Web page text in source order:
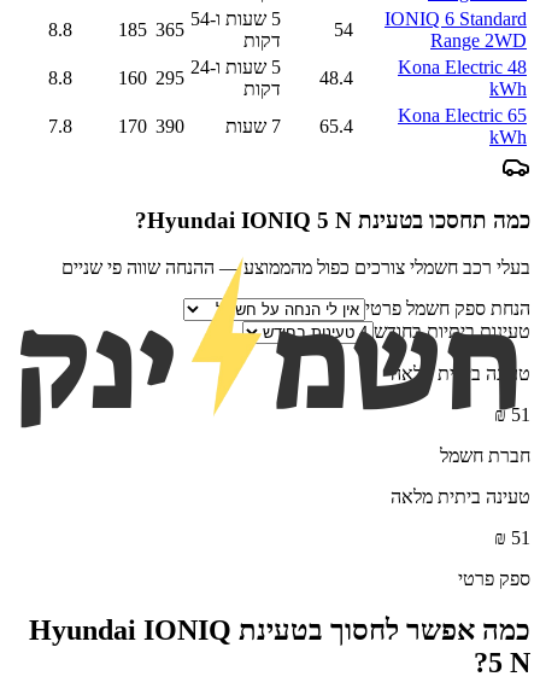
IONIQ 6 Standard
Range 2WD
54
5 שעות ו-54
דקות
365
185
8.8
Kona Electric 48
kWh
48.4
5 שעות ו-24
דקות
295
160
8.8
Kona Electric 65
kWh
65.4 7 שעות 390
170
7.8
כמה תחסכו בטעינת Hyundai IONIQ 5 N
?
בעלי רכב חשמלי צורכים כפול מהממוצע — ההנחה שווה פי שניים
הנחת ספק חשמל פרטי
טעינות ביתיות בחודש
טעינה ביתית מלאה
51
₪
חברת חשמל
טעינה ביתית מלאה
51
₪
ספק פרטי
כמה אפשר לחסוך בטעינת Hyundai IONIQ
5 N
?